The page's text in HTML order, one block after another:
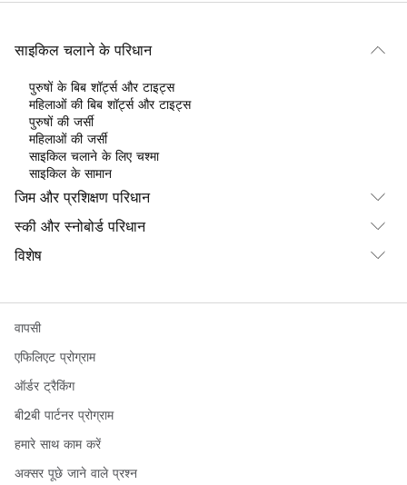
साइकिल चलाने के परिधान
पुरुषों के बिब शॉर्ट्स और टाइट्स
महिलाओं की बिब शॉर्ट्स और टाइट्स
पुरुषों की जर्सी
महिलाओं की जर्सी
साइकिल चलाने के लिए चश्मा
साइकिल के सामान
जिम और प्रशिक्षण परिधान
स्की और स्नोबोर्ड परिधान
विशेष
वापसी
एफिलिएट प्रोग्राम
ऑर्डर ट्रैकिंग
बी2बी पार्टनर प्रोग्राम
हमारे साथ काम करें
अक्सर पूछे जाने वाले प्रश्न